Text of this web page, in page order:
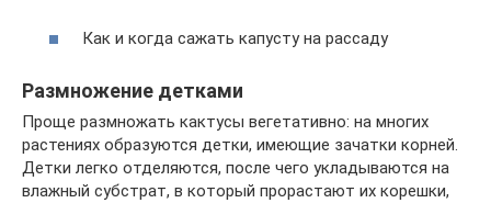
Как и когда сажать капусту на рассаду
Размножение детками
Проще размножать кактусы вегетативно: на многих
растениях образуются детки, имеющие зачатки корней.
Детки легко отделяются, после чего укладываются на
влажный субстрат, в который прорастают их корешки,